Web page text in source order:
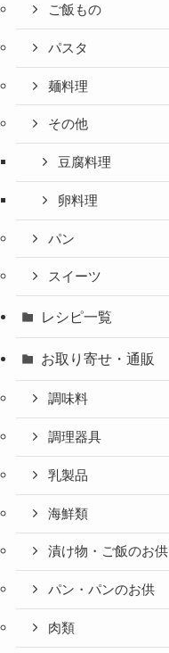
ご飯もの
パスタ
麺料理
その他
豆腐料理
卵料理
パン
スイーツ
レシピ一覧
お取り寄せ・通販
調味料
調理器具
乳製品
海鮮類
漬け物・ご飯のお供
パン・パンのお供
肉類